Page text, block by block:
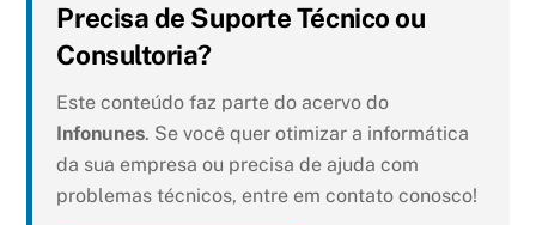
Precisa de Suporte Técnico ou
Consultoria?
Este conteúdo faz parte do acervo do
Infonunes. Se você quer otimizar a informática
da sua empresa ou precisa de ajuda com
problemas técnicos, entre em contato conosco!